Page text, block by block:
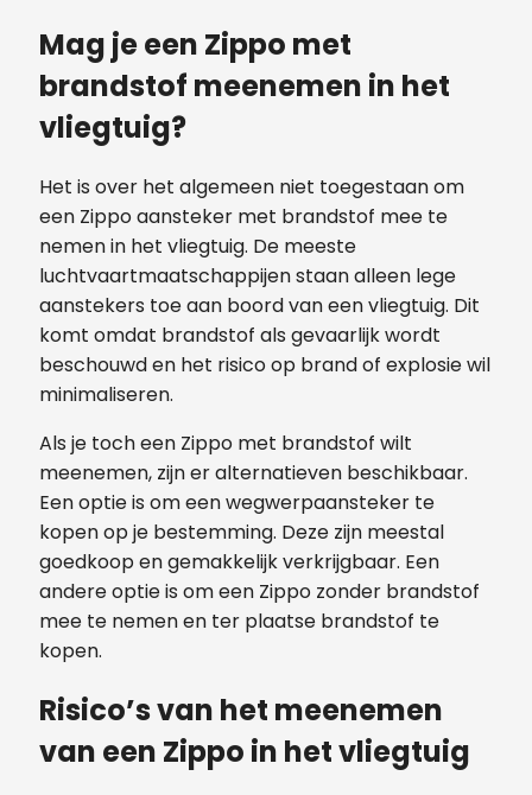
Mag je een Zippo met
brandstof meenemen in het
vliegtuig?
Het is over het algemeen niet toegestaan ​​om
een Zippo aansteker met brandstof mee te
nemen in het vliegtuig. De meeste
luchtvaartmaatschappijen staan ​​alleen lege
aanstekers toe aan boord van een vliegtuig. Dit
komt omdat brandstof als gevaarlijk wordt
beschouwd en het risico op brand of explosie wil
minimaliseren.
Als je toch een Zippo met brandstof wilt
meenemen, zijn er alternatieven beschikbaar.
Een optie is om een wegwerpaansteker te
kopen op je bestemming. Deze zijn meestal
goedkoop en gemakkelijk verkrijgbaar. Een
andere optie is om een Zippo zonder brandstof
mee te nemen en ter plaatse brandstof te
kopen.
Risico’s van het meenemen
van een Zippo in het vliegtuig